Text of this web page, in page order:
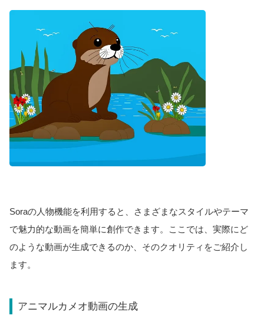
Soraの人物機能を利用すると、さまざまなスタイルやテーマ
で魅力的な動画を簡単に創作できます。ここでは、実際にど
のような動画が生成できるのか、そのクオリティをご紹介し
ます。
アニマルカメオ動画の生成